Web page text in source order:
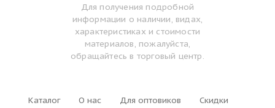
Для получения подробной
информации о наличии, видах,
характеристиках и стоимости
материалов, пожалуйста,
обращайтесь в торговый центр.
Каталог О нас Для оптовиков Скидки